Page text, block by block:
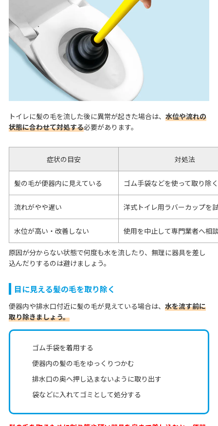
トイレに髪の毛を流した後に異常が起きた場合は、 水位や流れの
状態に合わせて対処する必要があります。
症状の目安 対処法
髪の毛が便器内に見えている ゴム手袋などを使って取り除
流れがやや遅い 洋式トイレ用ラバーカップを
水位が高い・改善しない 使用を中止して専門業者へ相
原因が分からない状態で何度も水を流したり、無理に器具を差し
込んだりするのは避けましょう。
目に見える髪の毛を取り除く
便器内や排水口付近に髪の毛が見えている場合は、 水を流す前に
取り除きましょう。
ゴム手袋を着用する
便器内の髪の毛をゆっくりつかむ
排水口の奥へ押し込まないように取り出す
袋などに入れてゴミとして処分する